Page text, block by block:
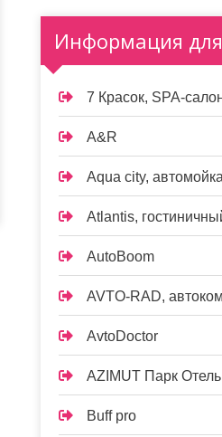
Информация для
7 Красок, SPA-
A&R
Aqua city, автомойка
Atlantis,
AutoBoom
AVTO-RAD,
AvtoDoctor
AZIMUT Парк
Buff pro